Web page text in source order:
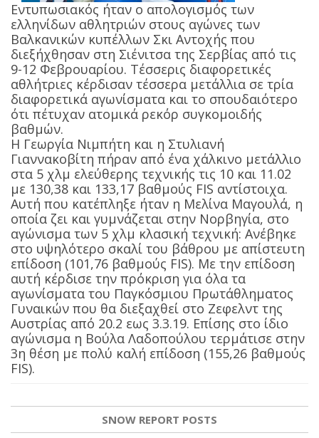
Εντυπωσιακός ήταν ο απολογισμός των
ελληνίδων αθλητριών στους αγώνες των
Βαλκανικών κυπέλλων Σκι Αντοχής που
διεξήχθησαν στη Σιένιτσα της Σερβίας από τις
9-12 Φεβρουαρίου. Τέσσερις διαφορετικές
αθλήτριες κέρδισαν τέσσερα μετάλλια σε τρία
διαφορετικά αγωνίσματα και το σπουδαιότερο
ότι πέτυχαν ατομικά ρεκόρ συγκομοιδής
βαθμών.
Η Γεωργία Νιμπήτη και η Στυλιανή
Γιαννακοβίτη πήραν από ένα χάλκινο μετάλλιο
στα 5 χλμ ελεύθερης τεχνικής τις 10 και 11.02
με 130,38 και 133,17 βαθμούς FIS αντίστοιχα.
Αυτή που κατέπληξε ήταν η Μελίνα Μαγουλά, η
οποία ζει και γυμνάζεται στην Νορβηγία, στο
αγώνισμα των 5 χλμ κλασική τεχνική: Ανέβηκε
στο υψηλότερο σκαλί του βάθρου με απίστευτη
επίδοση (101,76 βαθμούς FIS). Με την επίδοση
αυτή κέρδισε την πρόκριση για όλα τα
αγωνίσματα του Παγκόσμιου Πρωτάθληματος
Γυναικών που θα διεξαχθεί στο Ζεφελντ της
Αυστρίας από 20.2 εως 3.3.19. Επίσης στο ίδιο
αγώνισμα η Βούλα Λαδοπούλου τερμάτισε στην
3η θέση με πολύ καλή επίδοση (155,26 βαθμούς
FIS).
SNOW REPORT POSTS